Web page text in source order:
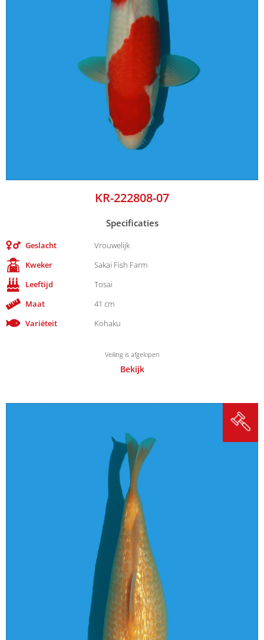
KR-222808-07
Specificaties
Geslacht
Vrouwelijk
Kweker
Sakai Fish Farm
Leeftijd
Tosai
Maat
41 cm
Variëteit
Kohaku
Veiling is afgelopen
Bekijk